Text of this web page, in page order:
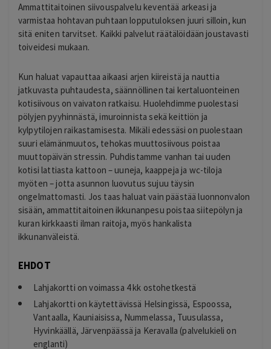
Ammattitaitoinen siivouspalvelu keventää arkeasi ja
varmistaa hohtavan puhtaan lopputuloksen juuri silloin, kun
sitä eniten tarvitset. Kaikki palvelut räätälöidään joustavasti
toiveidesi mukaan.
Kun haluat vapauttaa aikaasi arjen kiireistä ja nauttia
jatkuvasta puhtaudesta, säännöllinen tai kertaluonteinen
kotisiivous on vaivaton ratkaisu. Huolehdimme puolestasi
pölyjen pyyhinnästä, imuroinnista sekä keittiön ja
kylpytilojen raikastamisesta. Mikäli edessäsi on puolestaan
suuri elämänmuutos, tehokas muuttosiivous poistaa
muuttopäivän stressin. Puhdistamme vanhan tai uuden
kotisi lattiasta kattoon – uuneja, kaappeja ja wc-tiloja
myöten – jotta asunnon luovutus sujuu täysin
ongelmattomasti. Jos taas haluat vain päästää luonnonvalon
sisään, ammattitaitoinen ikkunanpesu poistaa siitepölyn ja
kuran kirkkaasti ilman raitoja, myös hankalista
ikkunanväleistä.
EHDOT
Lahjakortti on voimassa 4 kk ostohetkestä
Lahjakortti on käytettävissä Helsingissä, Espoossa,
Vantaalla, Kauniaisissa, Nummelassa, Tuusulassa,
Hyvinkäällä, Järvenpäässä ja Keravalla (palvelukieli on
englanti)